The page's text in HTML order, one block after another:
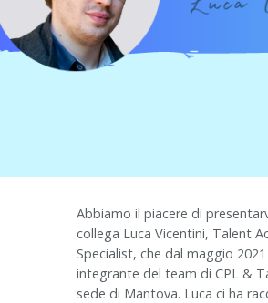
Abbiamo il piacere di
collega Luca Vicentini, Talent
Specialist, che dal maggio
integrante del team di CPL &
sede di Mantova. Luca ci ha